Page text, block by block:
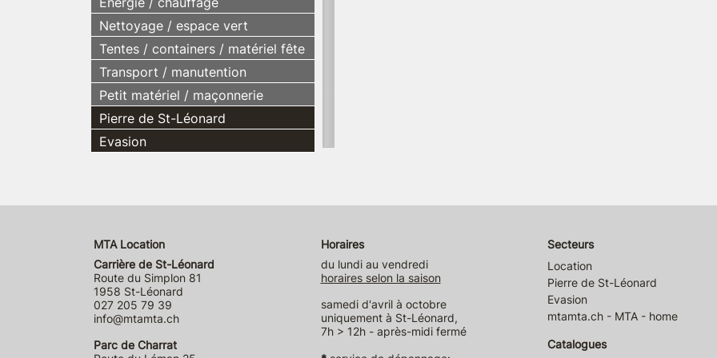
Nettoyage / espace vert
Tentes / containers / matériel fête
Transport / manutention
Petit matériel / maçonnerie
Pierre de St-Léonard
Evasion
MTA Location
Carrière de St-Léonard
Route du Simplon 81
1958 St-Léonard
027 205 79 39
info@mtamta.ch
Parc de Charrat
Horaires
du lundi au vendredi
horaires selon la saison
samedi d'avril à octobre
uniquement à St-Léonard,
7h > 12h - après-midi fermé
Secteurs
Location
Pierre de St-Léonard
Evasion
mtamta.ch - MTA - home
Catalogues